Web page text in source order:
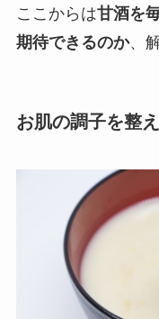
ここからは甘酒を
期待できるのか、
お肌の調子を整